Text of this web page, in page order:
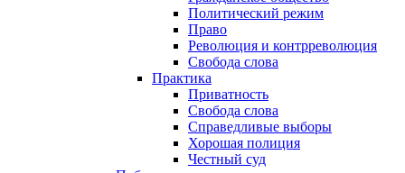
Политический режим
Право
Революция и контрреволюция
Свобода слова
Практика
Приватность
Свобода слова
Справедливые выборы
Хорошая полиция
Честный суд